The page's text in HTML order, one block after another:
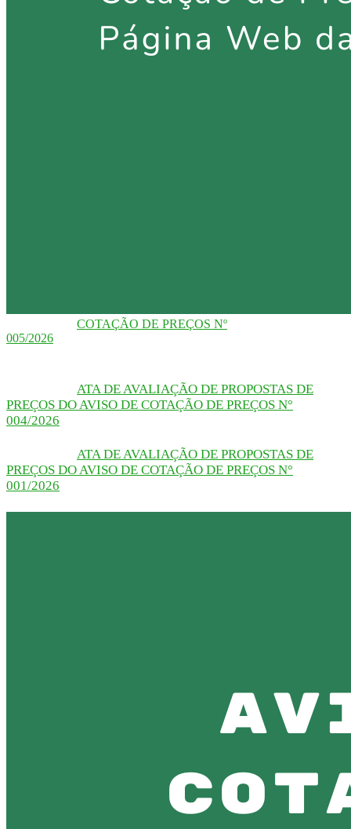
COTAÇÃO DE PREÇOS Nº
005/2026
ATA DE AVALIAÇÃO DE PROPOSTAS DE
PREÇOS DO AVISO DE COTAÇÃO DE PREÇOS N°
004/2026
ATA DE AVALIAÇÃO DE PROPOSTAS DE
PREÇOS DO AVISO DE COTAÇÃO DE PREÇOS N°
001/2026